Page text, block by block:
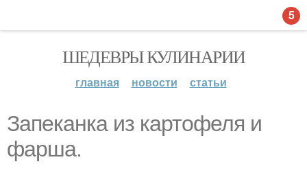
ШЕДЕВРЫ КУЛИНАРИИ
главная новости статьи
Запеканка из картофеля и
фарша.
5